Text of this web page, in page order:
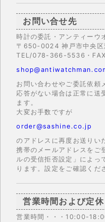
お問い合せ先
時計の委託・アンティーウ
〒650-0024 神戸市中央区
TEL/078-366-5536・
お問い合わせやご委託依頼
応答がない場合は正常に送
ます。
大変お手数ですが
order@sashine.co.jp
のアドレスに再度お送りい
携帯のメールアドレスをご
ルの受信拒否設定」によっ
ります。設定をご確認くだ
営業時間および定休
営業時間・・・10:00-